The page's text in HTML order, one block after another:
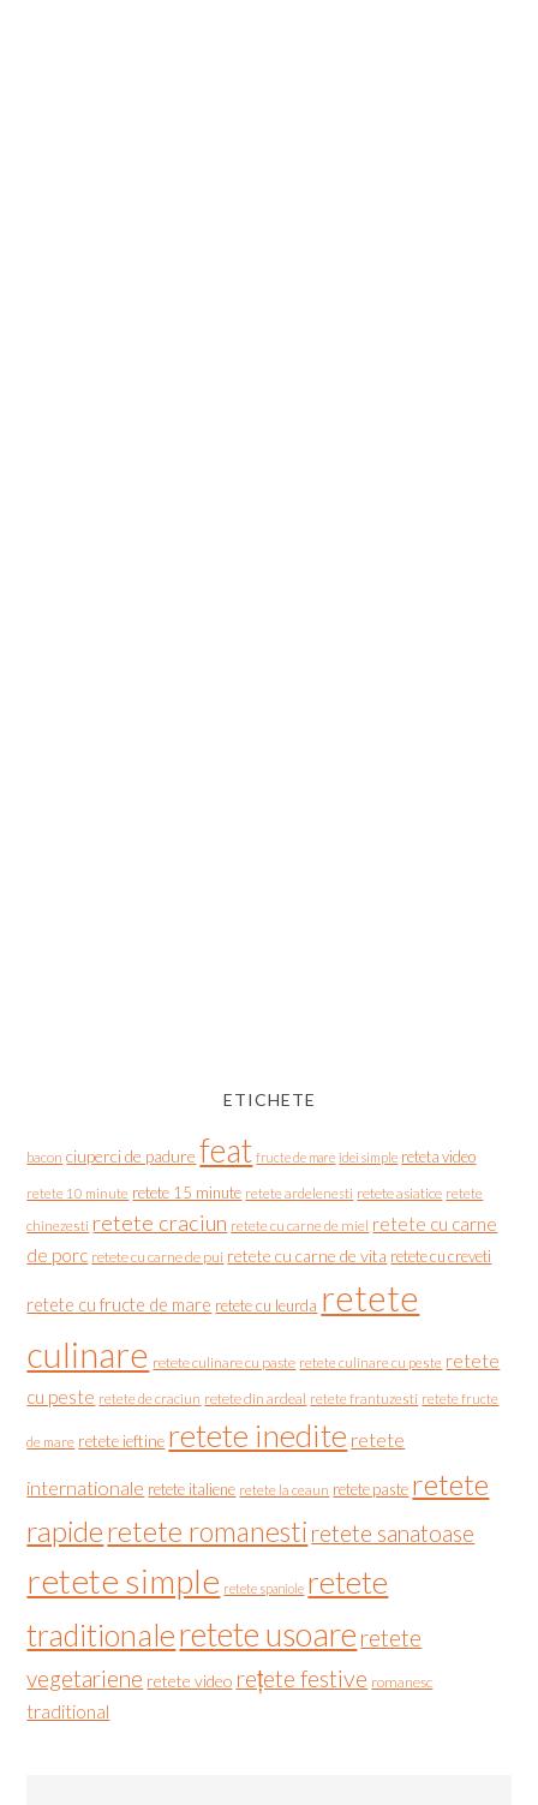
ETICHETE
bacon ciuperci de padure feat fructe de mare idei simple reteta video
retete 10 minute retete 15 minute retete ardelenesti retete asiatice retete
chinezesti retete craciun retete cu carne de miel retete cu carne
de porc retete cu carne de pui retete cu carne de vita retete cu creveti
retete cu fructe de mare retete cu leurda retete
culinare retete culinare cu paste retete culinare cu peste retete
cu peste retete de craciun retete din ardeal retete frantuzesti retete fructe
de mare retete ieftine retete inedite retete
internationale retete italiene retete la ceaun retete paste retete
rapideretete romanesti retete sanatoase
retete simple retete spaniole retete
traditionaleretete usoare retete
vegetariene retete video rețete festive romanesc
traditional